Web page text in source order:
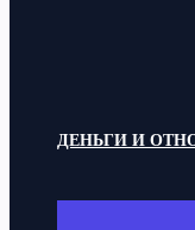
ДЕНЬГИ И